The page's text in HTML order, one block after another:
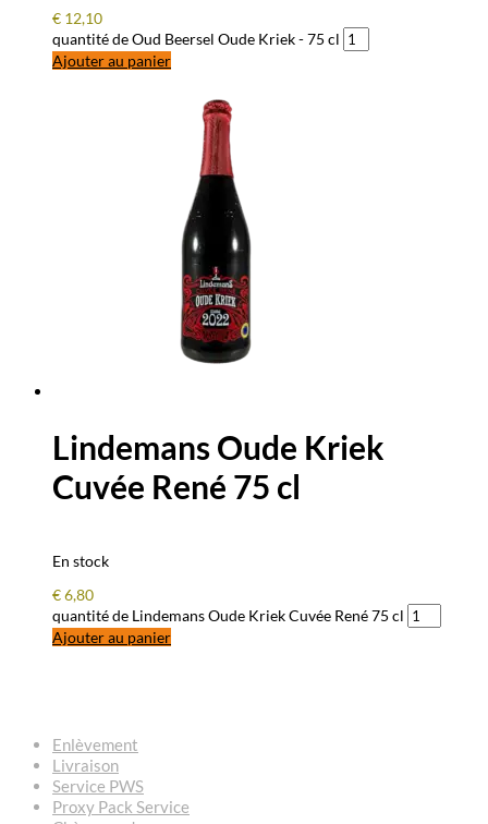
€ 12,10
quantité de Oud Beersel Oude Kriek - 75 cl
Ajouter au panier
Lindemans Oude Kriek
Cuvée René 75 cl
En stock
€6,80
quantité de Lindemans Oude Kriek Cuvée René 75 cl
Ajouter au panier
Enlèvement
Livraison
Service PWS
Proxy Pack Service